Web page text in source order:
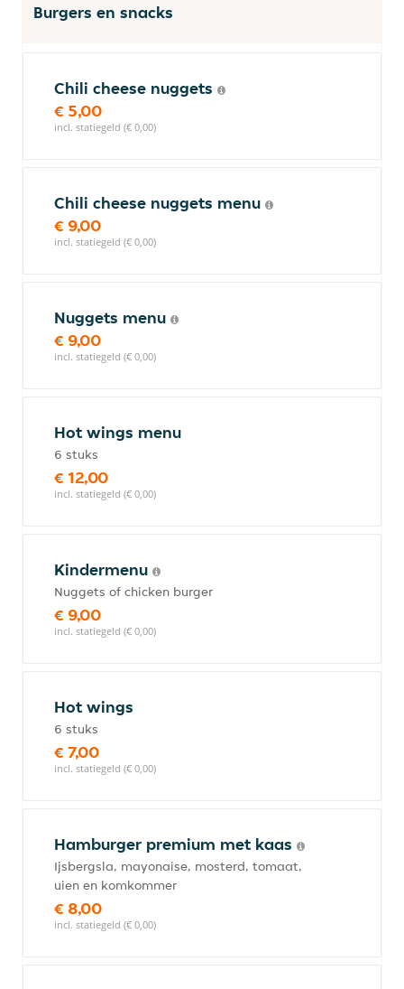
Burgers en snacks
Chili cheese nuggets
€ 5,00
incl. statiegeld (€ 0,00)
Chili cheese nuggets menu
€ 9,00
incl. statiegeld (€ 0,00)
Nuggets menu
€ 9,00
incl. statiegeld (€ 0,00)
Hot wings menu
6 stuks
€ 12,00
incl. statiegeld (€ 0,00)
Kindermenu
Nuggets of chicken burger
€ 9,00
incl. statiegeld (€ 0,00)
Hot wings
6 stuks
€ 7,00
incl. statiegeld (€ 0,00)
Hamburger premium met kaas
Ijsbergsla, mayonaise, mosterd, tomaat,
uien en komkommer
€ 8,00
incl. statiegeld (€ 0,00)